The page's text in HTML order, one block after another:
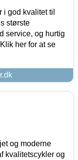
i god kvalitet til
største
service, og hurtig
her for at se
og moderne
kvalitetscykler og